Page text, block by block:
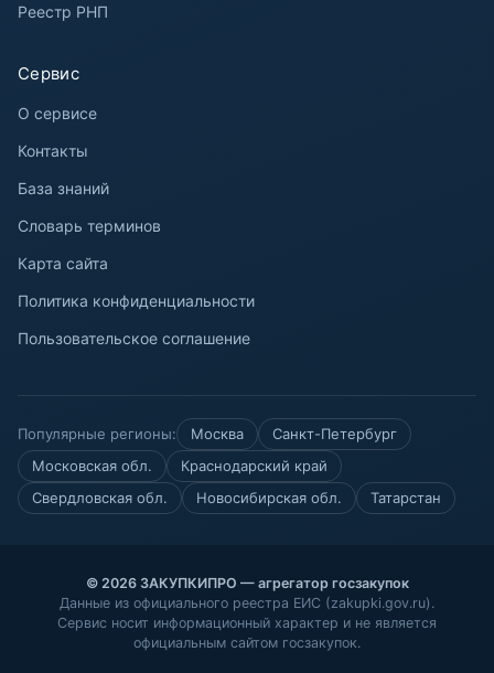
Реестр РНП
Сервис
О сервисе
Контакты
База знаний
Словарь терминов
Карта сайта
Политика конфиденциальности
Пользовательское соглашение
Популярные регионы: Москва
Санкт-Петербург
Московская обл.
Краснодарский край
Свердловская обл.
Новосибирская обл. Татарстан
© 2026 ЗАКУПКИПРО — агрегатор госзакупок
Данные из официального реестра ЕИС (zakupki.gov.ru).
Сервис носит информационный характер и не является
официальным сайтом госзакупок.